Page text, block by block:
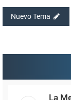
Nuevo Tema
La